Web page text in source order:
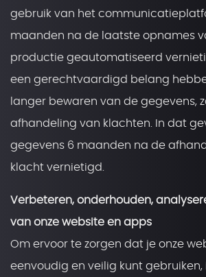
gebruik van het
maanden na de laatste opnames
productie geautomatiseerd
een gerechtvaardigd belang
langer bewaren van de gegevens,
afhandeling van klachten. In dat
gegevens 6 maanden na de
klacht vernietigd.
Verbeteren, onderhouden,
van onze website en apps
Om ervoor te zorgen dat je onze
eenvoudig en veilig kunt